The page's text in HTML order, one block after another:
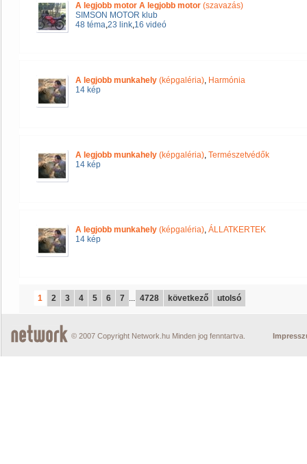
A legjobb motor A legjobb motor (szavazás)
SIMSON MOTOR klub
48 téma,23 link,16 videó
A legjobb munkahely (képgaléria), Harmónia
14 kép
A legjobb munkahely (képgaléria), Természetvédők
14 kép
A legjobb munkahely (képgaléria), ÁLLATKERTEK
14 kép
1 2 3 4 5 6 7 ... 4728 következő utolsó
© 2007 Copyright Network.hu Minden jog fenntartva.